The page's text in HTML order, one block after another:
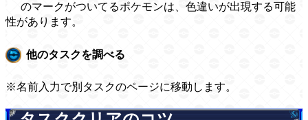
のマークがついてるポケモンは、色違いが出現する可能
性があります。
他のタスクを調べる
※名前入力で別タスクのページに移動します。